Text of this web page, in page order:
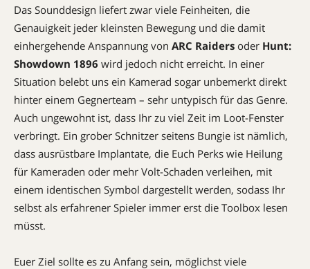
Das Sounddesign liefert zwar viele Feinheiten, die
Genauigkeit jeder kleinsten Bewegung und die damit
einhergehende Anspannung von ARC Raiders oder Hunt:
Showdown 1896 wird jedoch nicht erreicht. In einer
Situation belebt uns ein Kamerad sogar unbemerkt direkt
hinter einem Gegnerteam – sehr untypisch für das Genre.
Auch ungewohnt ist, dass Ihr zu viel Zeit im Loot-Fenster
verbringt. Ein grober Schnitzer seitens Bungie ist nämlich,
dass ausrüstbare Implantate, die Euch Perks wie Heilung
für Kameraden oder mehr Volt-Schaden verleihen, mit
einem identischen Symbol dargestellt werden, sodass Ihr
selbst als erfahrener Spieler immer erst die Toolbox lesen
müsst.
Euer Ziel sollte es zu Anfang sein, möglichst viele